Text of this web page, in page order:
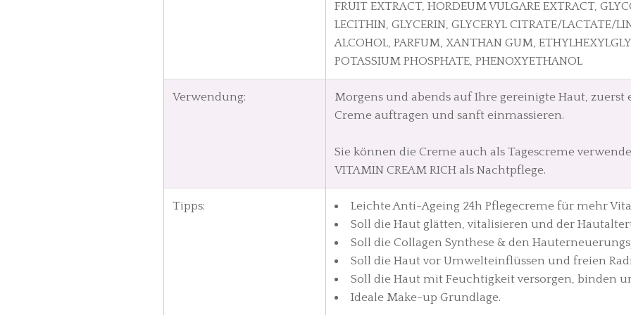
FRUIT EXTRACT, HORDEUM VULGARE EXTRACT,
LECITHIN, GLYCERIN, GLYCERYL CITRATE/LACTATE/
ALCOHOL, PARFUM, XANTHAN GUM,
POTASSIUM PHOSPHATE, PHENOXYETHANOL
Verwendung:
Morgens und abends auf Ihre gereinigte Haut, zuerst
Creme auftragen und sanft einmassieren.
Sie können die Creme auch als Tagescreme
VITAMIN CREAM RICH als Nachtpflege.
Tipps:
Leichte Anti-Ageing 24h Pflegecreme für mehr
Soll die Haut glätten, vitalisieren und der
Soll die Collagen Synthese & den
Soll die Haut vor Umwelteinflüssen und freien
Soll die Haut mit Feuchtigkeit versorgen, binden
Ideale Make-up Grundlage.